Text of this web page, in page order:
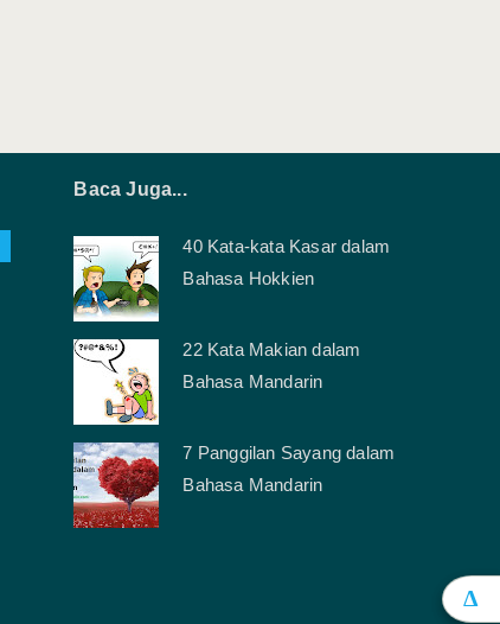
Δ
Baca Juga...
40 Kata-kata Kasar dalam
Bahasa Hokkien
22 Kata Makian dalam
Bahasa Mandarin
7 Panggilan Sayang dalam
Bahasa Mandarin